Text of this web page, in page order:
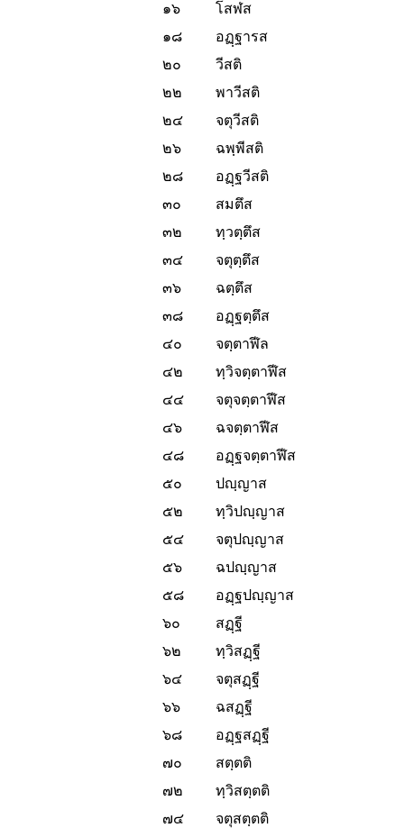
๑๖
โสฬส
๑๘
อฏฺฐารส
๒๐
วีสติ
๒๒
พาวีสติ
๒๔
จตุวีสติ
๒๖
ฉพฺพีสติ
๒๘
อฏฺฐวีสติ
๓๐
สมตึส
๓๒
ทฺวตฺตึส
๓๔
จตุตฺตึส
๓๖
ฉตฺตึส
๓๘
อฏฺฐตฺตึส
๔๐
จตฺตาฬีล
๔๒
ทฺวิจตฺตาฬีส
๔๔
จตุจตฺตาฬีส
๔๖
ฉจตฺตาฬีส
๔๘
อฏฺฐจตฺตาฬีส
๕๐
ปญฺญาส
๕๒
ทฺวิปญฺญาส
๕๔
จตุปญฺญาส
๕๖
ฉปญฺญาส
๕๘
อฏฺฐปญฺญาส
๖๐
สฏฺฐี
๖๒
ทฺวิสฏฺฐี
๖๔
จตุสฏฺฐี
๖๖
ฉสฏฺฐี
๖๘
อฏฺฐสฏฺฐี
๗๐
สตฺตติ
๗๒
ทฺวิสตฺตติ
๗๔
จตุสตฺตติ